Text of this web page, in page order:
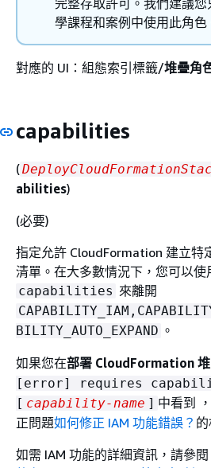
完整存取許可。我們建議
學課程和案例中使用此角色
對應的 UI：組態索引標籤/堆疊角
capabilities
(
abilities)
(必要)
指定允許 CloudFormation 建立特
清單。在大多數情況下，您可以使
capabilities 來離開
BILITY_AUTO_EXPAND 。
如果您在部署 CloudFormation
[error] requires
[ capability-name ] 中看到
正問題如何修正 IAM 功能錯誤？
如需 IAM 功能的詳細資訊，請參